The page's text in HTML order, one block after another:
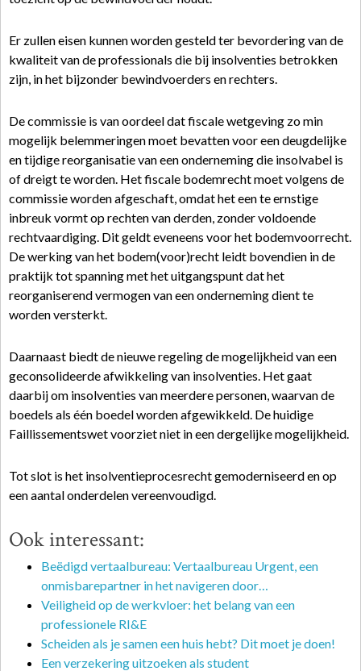
Er zullen eisen kunnen worden gesteld ter bevordering van de
kwaliteit van de professionals die bij insolventies betrokken
zijn, in het bijzonder bewindvoerders en rechters.
De commissie is van oordeel dat fiscale wetgeving zo min
mogelijk belemmeringen moet bevatten voor een deugdelijke
en tijdige reorganisatie van een onderneming die insolvabel is
of dreigt te worden. Het fiscale bodemrecht moet volgens de
commissie worden afgeschaft, omdat het een te ernstige
inbreuk vormt op rechten van derden, zonder voldoende
rechtvaardiging. Dit geldt eveneens voor het bodemvoorrecht.
De werking van het bodem(voor)recht leidt bovendien in de
praktijk tot spanning met het uitgangspunt dat het
reorganiserend vermogen van een onderneming dient te
worden versterkt.
Daarnaast biedt de nieuwe regeling de mogelijkheid van een
geconsolideerde afwikkeling van insolventies. Het gaat
daarbij om insolventies van meerdere personen, waarvan de
boedels als één boedel worden afgewikkeld. De huidige
Faillissementswet voorziet niet in een dergelijke mogelijkheid.
Tot slot is het insolventieprocesrecht gemoderniseerd en op
een aantal onderdelen vereenvoudigd.
Ook interessant:
Beëdigd vertaalbureau: Vertaalbureau Urgent, een
onmisbarepartner in het navigeren door…
Veiligheid op de werkvloer: het belang van een
professionele RI&E
Scheiden als je samen een huis hebt? Dit moet je doen!
Een verzekering uitzoeken als student